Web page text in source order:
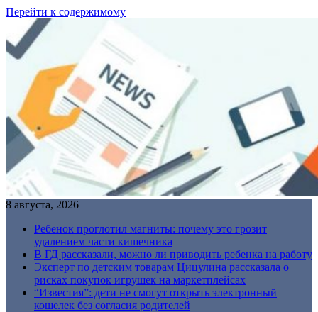
Перейти к содержимому
8 августа, 2026
Ребенок проглотил магниты: почему это грозит
удалением части кишечника
В ГД рассказали, можно ли приводить ребенка на работу
Эксперт по детским товарам Цицулина рассказала о
рисках покупок игрушек на маркетплейсах
“Известия”: дети не смогут открыть электронный
кошелек без согласия родителей